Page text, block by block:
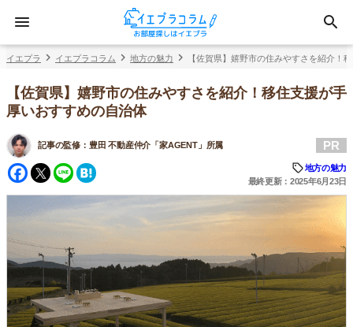
イエプラ イエプラコラム 地方の魅力 【佐賀県】嬉野市の住みやすさを紹介！
【佐賀県】嬉野市の住みやすさを紹介！移住支援が手
厚いおすすめの自治体
記事の監修： 豊田 不動産仲介「家AGENT」所属
Facebook
Twitter
Line
PR
地方の魅力
最終更新：2025年6月23日